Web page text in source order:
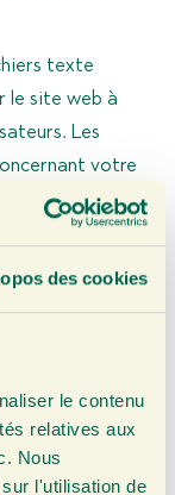
des cookies
le contenu
relatives aux
Nous
l'utilisation de
texte
le site web à
Les
votre
vers
Kolk B.V. ou
pour
du site